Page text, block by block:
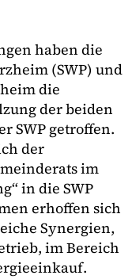
haben die
(SWP) und
die
der beiden
SWP getroffen.
der
im
in die SWP
erhoffen sich
Synergien,
im Bereich